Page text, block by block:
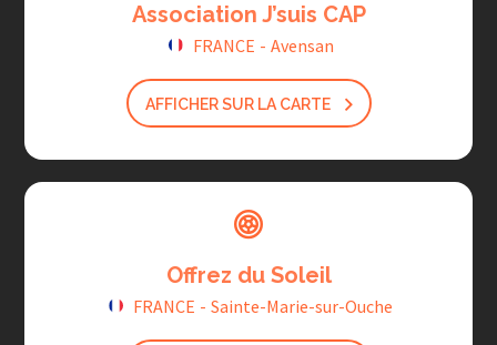
Association J’suis CAP
FRANCE - Avensan
AFFICHER SUR LA CARTE
Offrez du Soleil
FRANCE - Sainte-Marie-sur-Ouche